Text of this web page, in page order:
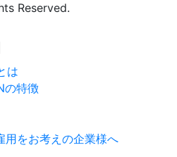
Reserved.
は
の特徴
用をお考えの企業様へ